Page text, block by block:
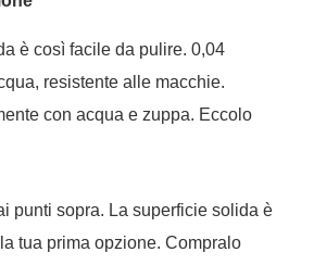
è così facile da pulire. 0,04
resistente alle macchie.
con acqua e zuppa. Eccolo
punti sopra. La superficie solida è
tua prima opzione. Compralo